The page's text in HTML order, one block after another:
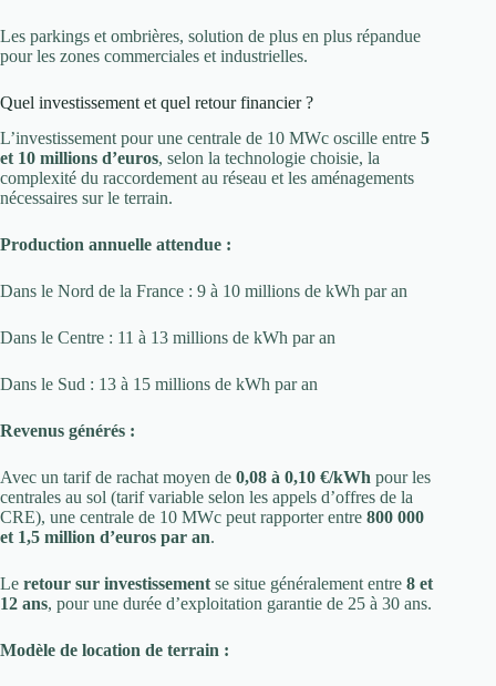
Les parkings et ombrières, solution de plus en plus répandue
pour les zones commerciales et industrielles.
Quel investissement et quel retour financier ?
L’investissement pour une centrale de 10 MWc oscille entre 5
et 10 millions d’euros, selon la technologie choisie, la
complexité du raccordement au réseau et les aménagements
nécessaires sur le terrain.
Production annuelle attendue :
Dans le Nord de la France : 9 à 10 millions de kWh par an
Dans le Centre : 11 à 13 millions de kWh par an
Dans le Sud : 13 à 15 millions de kWh par an
Revenus générés :
Avec un tarif de rachat moyen de 0,08 à 0,10 €/kWh pour les
centrales au sol (tarif variable selon les appels d’offres de la
CRE), une centrale de 10 MWc peut rapporter entre 800 000
et 1,5 million d’euros par an.
Le retour sur investissementse situe généralement entre 8 et
12 ans, pour une durée d’exploitation garantie de 25 à 30 ans.
Modèle de location de terrain :